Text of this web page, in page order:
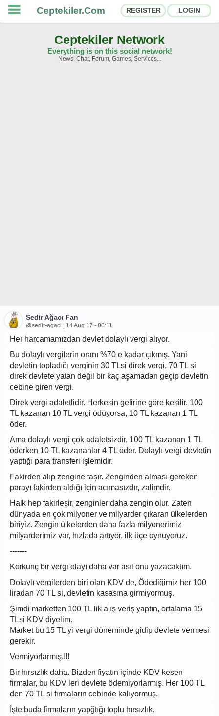
Ceptekiler.Com REGISTER LOGIN
Ceptekiler Network
Everything is on this social network!
News, Chat, Forum, Games, Services...
Sedir Ağacı Fan
@sedir-agaci | 14 Aug 17 - 00:11
Her harcamamızdan devlet dolaylı vergi alıyor.
Bu dolaylı vergilerin oranı %70 e kadar çıkmış. Yani
devletin topladığı verginin 30 TLsi direk vergi, 70 TL si
direk devlete yatan değil bir kaç aşamadan geçip devletin
cebine giren vergi.
Direk vergi adaletlidir. Herkesin gelirine göre kesilir. 100
TL kazanan 10 TL vergi ödüyorsa, 10 TL kazanan 1 TL
öder.
Ama dolaylı vergi çok adaletsizdir, 100 TL kazanan 1 TL
öderken 10 TL kazananlar 4 TL öder. Dolaylı vergi devletin
yaptığı para transferi işlemidir.
Fakirden alıp zengine taşır. Zenginden alması gereken
parayı fakirden aldığı için acımasızdır, zalimdir.
Halk hep fakirleşir, zenginler daha zengin olur. Zaten
dünyada en çok milyoner ve milyarder çıkaran ülkelerden
biriyiz. Zengin ülkelerden daha fazla milyonerimiz
milyarderimiz var, hızlada artıyor, ilk üçe oynuyoruz.
-------
Korkunç bir vergi olayı daha var asıl onu yazacaktım.
Dolaylı vergilerden biri olan KDV de, Ödediğimiz her 100
liradan 70 TL si, devletin kasasına girmiyormuş.
Şimdi marketten 100 TL lik alış veriş yaptın, ortalama 15
TLsi KDV diyelim.
Market bu 15 TL yi vergi döneminde gidip devlete vermesi
gerekir.
Vermiyorlarmış.!!!
Bir hırsızlık daha. Bizden fiyatın içinde KDV kesen
firmalar, bu KDV leri devlete ödemiyorlarmış. Her 100 TL
den 70 TL si firmaların cebinde kalıyormuş.
İşte buda firmaların yapğtığı toplu hırsızlık.